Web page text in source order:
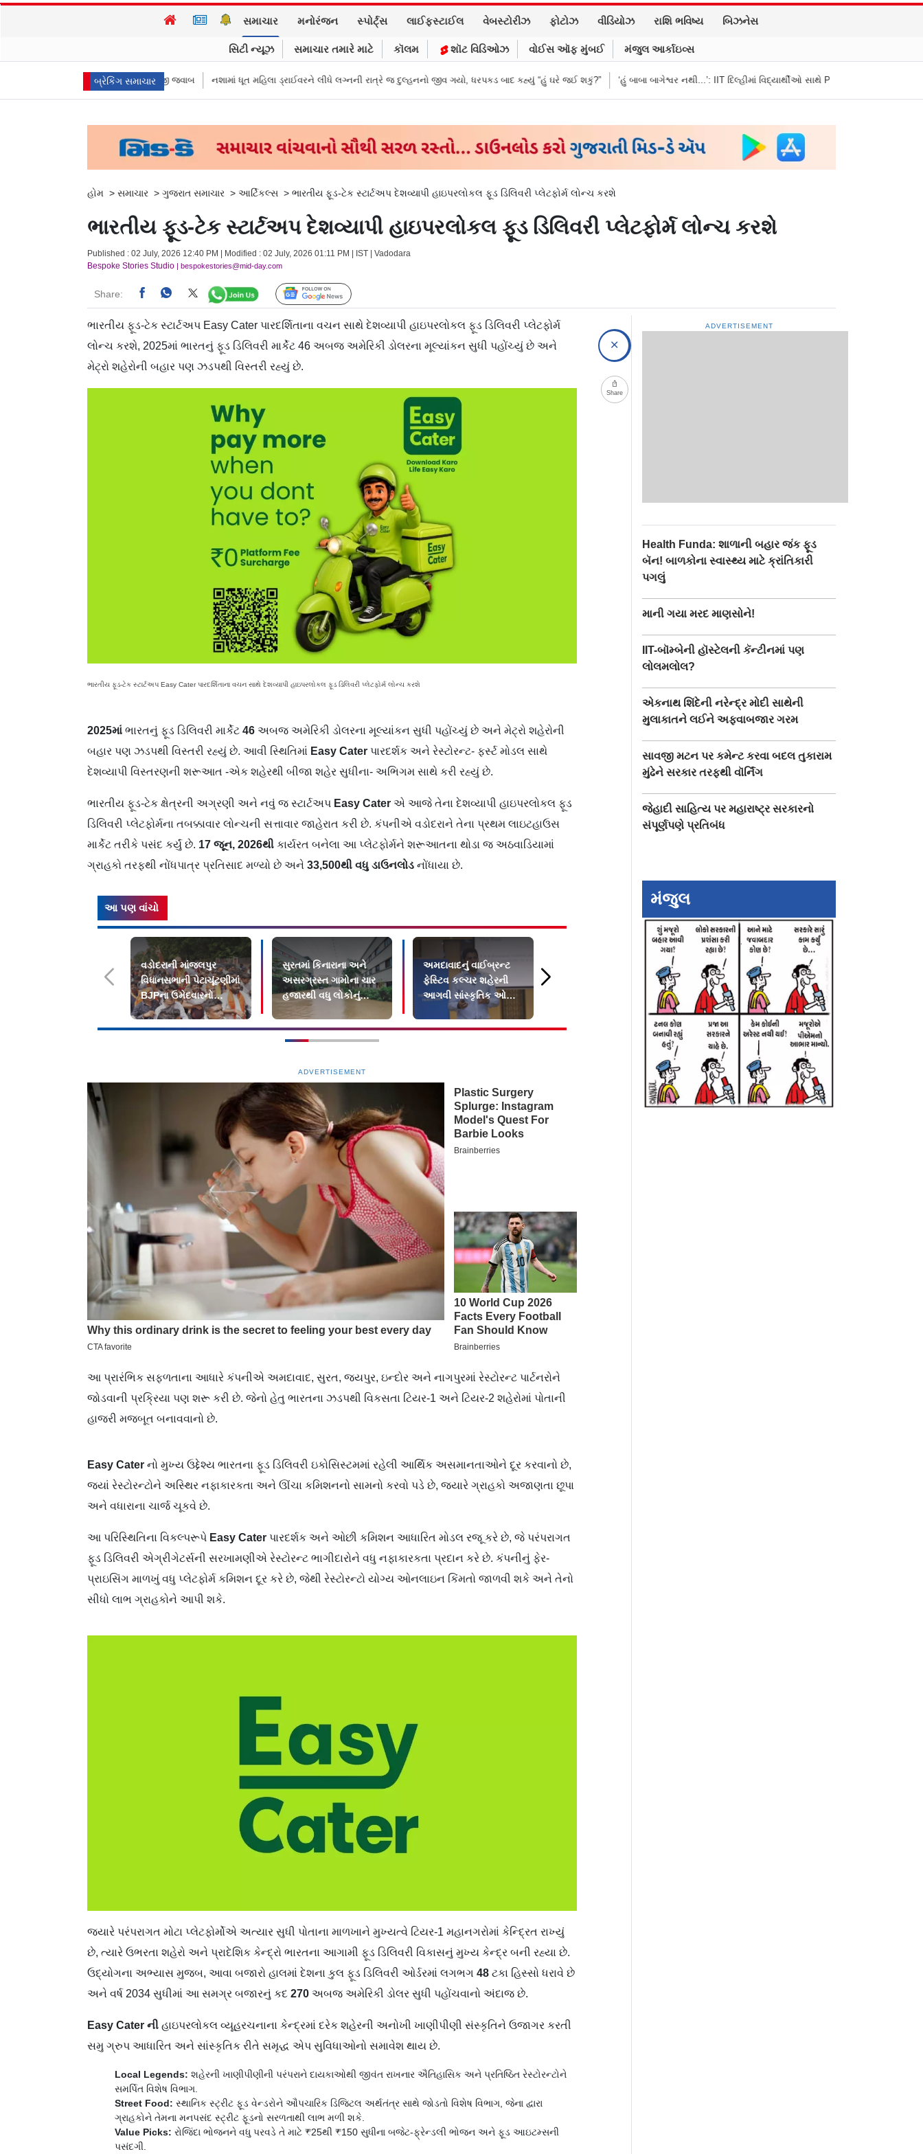
સમાચાર મનોરંજન સ્પોર્ટ્સ લાઈફસ્ટાઈલ વેબસ્ટોરીઝ ફોટોઝ વીડિયોઝ રાશિ ભવિષ્ય બિઝનેસ
સિટી ન્યૂઝ સમાચાર તમારે માટે કૉલમ શૉટ વિડિઓઝ વોઈસ ઑફ મુંબઈ મંજુલ આર્કાઇવ્સ
બ્રેકિંગ સમાચાર
કમિશનરે આપ્યો રમૂજી જવાબ નશામાં ધૂત મહિલા ડ્રાઈવરને લીધે લગ્નની રાત્રે જ દુલ્હનનો જીવ ગયો, ધરપકડ બાદ કહ્યું “હું ઘરે જઈ શકું?” ‘હું બાબા બાગેશ્વર નથી...’: IIT દિલ્હીમાં વિદ્યાર્થીઓ સાથે PM મોદીનો રમુજી સંવાદ
હોમ > સમાચાર > ગુજરાત સમાચાર > આર્ટિકલ્સ > ભારતીય ફૂડ-ટેક સ્ટાર્ટઅપ દેશવ્યાપી હાઇપરલોકલ ફૂડ ડિલિવરી પ્લેટફોર્મ લોન્ચ કરશે
ભારતીય ફૂડ-ટેક સ્ટાર્ટઅપ દેશવ્યાપી હાઇપરલોકલ ફૂડ ડિલિવરી પ્લેટફોર્મ લોન્ચ કરશે
Published : 02 July, 2026 12:40 PM | Modified : 02 July, 2026 01:11 PM | IST | Vadodara
Bespoke Stories Studio | bespokestories@mid-day.com
Share: Follow Us
ભારતીય ફૂડ-ટેક સ્ટાર્ટઅપ Easy Cater પારદર્શિતાના વચન સાથે દેશવ્યાપી હાઇપરલોકલ ફૂડ ડિલિવરી પ્લેટફોર્મ
લોન્ચ કરશે, 2025માં ભારતનું ફૂડ ડિલિવરી માર્કેટ 46 અબજ અમેરિકી ડોલરના મૂલ્યાંકન સુધી પહોંચ્યું છે અને
મેટ્રો શહેરોની બહાર પણ ઝડપથી વિસ્તરી રહ્યું છે.
ભારતીય ફૂડ-ટેક સ્ટાર્ટઅપ Easy Cater પારદર્શિતાના વચન સાથે દેશવ્યાપી હાઇપરલોકલ ફૂડ ડિલિવરી પ્લેટફોર્મ લોન્ચ કરશે
2025માં ભારતનું ફૂડ ડિલિવરી માર્કેટ 46 અબજ અમેરિકી ડોલરના મૂલ્યાંકન સુધી પહોંચ્યું છે અને મેટ્રો શહેરોની
બહાર પણ ઝડપથી વિસ્તરી રહ્યું છે. આવી સ્થિતિમાં Easy Cater પારદર્શક અને રેસ્ટોરન્ટ- ફર્સ્ટ મોડલ સાથે
દેશવ્યાપી વિસ્તરણની શરૂઆત -એક શહેરથી બીજા શહેર સુધીના- અભિગમ સાથે કરી રહ્યું છે.
ભારતીય ફૂડ-ટેક ક્ષેત્રની અગ્રણી અને નવું જ સ્ટાર્ટઅપ Easy Cater એ આજે તેના દેશવ્યાપી હાઇપરલોકલ ફૂડ
ડિલિવરી પ્લેટફોર્મના તબક્કાવાર લોન્ચની સત્તાવાર જાહેરાત કરી છે. કંપનીએ વડોદરાને તેના પ્રથમ લાઇટહાઉસ
માર્કેટ તરીકે પસંદ કર્યું છે. 17 જૂન, 2026થી કાર્યરત બનેલા આ પ્લેટફોર્મને શરૂઆતના થોડા જ અઠવાડિયામાં
ગ્રાહકો તરફથી નોંધપાત્ર પ્રતિસાદ મળ્યો છે અને 33,500થી વધુ ડાઉનલોડ નોંધાયા છે.
આ પણ વાંચો
વડોદરાની માંજલપુર
વિધાનસભાની પેટાચૂંટણીમાં
BJPના ઉમેદવારનો
વિજય
સુરતમાં કિનારાના અને
અસરગ્રસ્ત ગામોના ચાર
હજારથી વધુ લોકોનું
સ્થળાંતર
અમદાવાદનું વાઈબ્રન્ટ
ફેસ્ટિવ કલ્ચર શહેરની
આગવી સાંસ્કૃતિક ઓળખ
તરીકે...
કચ્છમાં સામખિયાળી અને
ભચાઉ વચ્ચે બનેલી
ત્રીજી અને ચોથી
રેલલાઇન પર સફળ
ટ્રાયલ
ADVERTISEMENT
આ પ્રારંભિક સફળતાના આધારે કંપનીએ અમદાવાદ, સુરત, જયપુર, ઇન્દોર અને નાગપુરમાં રેસ્ટોરન્ટ પાર્ટનરોને
જોડવાની પ્રક્રિયા પણ શરૂ કરી છે. જેનો હેતુ ભારતના ઝડપથી વિકસતા ટિયર-1 અને ટિયર-2 શહેરોમાં પોતાની
હાજરી મજબૂત બનાવવાનો છે.
Easy Cater નો મુખ્ય ઉદ્દેશ્ય ભારતના ફૂડ ડિલિવરી ઇકોસિસ્ટમમાં રહેલી આર્થિક અસમાનતાઓને દૂર કરવાનો છે,
જ્યાં રેસ્ટોરન્ટોને અસ્થિર નફાકારકતા અને ઊંચા કમિશનનો સામનો કરવો પડે છે, જ્યારે ગ્રાહકો અજાણતા છૂપા
અને વધારાના ચાર્જ ચૂકવે છે.
આ પરિસ્થિતિના વિકલ્પરૂપે Easy Cater પારદર્શક અને ઓછી કમિશન આધારિત મોડલ રજૂ કરે છે, જે પરંપરાગત
ફૂડ ડિલિવરી એગ્રીગેટર્સની સરખામણીએ રેસ્ટોરન્ટ ભાગીદારોને વધુ નફાકારકતા પ્રદાન કરે છે. કંપનીનું ફેર-
પ્રાઇસિંગ માળખું વધુ પ્લેટફોર્મ કમિશન દૂર કરે છે, જેથી રેસ્ટોરન્ટો યોગ્ય ઓનલાઇન કિંમતો જાળવી શકે અને તેનો
સીધો લાભ ગ્રાહકોને આપી શકે.
જ્યારે પરંપરાગત મોટા પ્લેટફોર્મોએ અત્યાર સુધી પોતાના માળખાને મુખ્યત્વે ટિયર-1 મહાનગરોમાં કેન્દ્રિત રાખ્યું
છે, ત્યારે ઉભરતા શહેરો અને પ્રાદેશિક કેન્દ્રો ભારતના આગામી ફૂડ ડિલિવરી વિકાસનું મુખ્ય કેન્દ્ર બની રહ્યા છે.
ઉદ્યોગના અભ્યાસ મુજબ, આવા બજારો હાલમાં દેશના કુલ ફૂડ ડિલિવરી ઓર્ડરમાં લગભગ 48 ટકા હિસ્સો ધરાવે છે
અને વર્ષ 2034 સુધીમાં આ સમગ્ર બજારનું કદ 270 અબજ અમેરિકી ડોલર સુધી પહોંચવાનો અંદાજ છે.
Easy Cater ની હાઇપરલોકલ વ્યૂહરચનાના કેન્દ્રમાં દરેક શહેરની અનોખી ખાણીપીણી સંસ્કૃતિને ઉજાગર કરતી
સમુ ગ્રુપ આધારિત અને સાંસ્કૃતિક રીતે સમૃદ્ધ એપ સુવિધાઓનો સમાવેશ થાય છે.
Local Legends: શહેરની ખાણીપીણીની પરંપરાને દાયકાઓથી જીવંત રાખનાર ઐતિહાસિક અને પ્રતિષ્ઠિત રેસ્ટોરન્ટોને
સમર્પિત વિશેષ વિભાગ.
Street Food: સ્થાનિક સ્ટ્રીટ ફૂડ વેન્ડરોને ઔપચારિક ડિજિટલ અર્થતંત્ર સાથે જોડતો વિશેષ વિભાગ, જેના દ્વારા
ગ્રાહકોને તેમના મનપસંદ સ્ટ્રીટ ફૂડનો સરળતાથી લાભ મળી શકે.
Value Picks: રોજિંદા ભોજનને વધુ પરવડે તે માટે ₹25થી ₹150 સુધીના બજેટ-ફ્રેન્ડલી ભોજન અને ફૂડ આઇટમ્સની
પસંદગી.
Share
ADVERTISEMENT
Health Funda: શાળાની બહાર જંક ફૂડ
બૅન! બાળકોના સ્વાસ્થ્ય માટે ક્રાંતિકારી
પગલું
માની ગયા મરદ માણસોને!
IIT-બૉમ્બેની હૉસ્ટેલની કૅન્ટીનમાં પણ
લોલમલોલ?
એકનાથ શિંદેની નરેન્દ્ર મોદી સાથેની
મુલાકાતને લઈને અફવાબજાર ગરમ
સાવજી મટન પર કમેન્ટ કરવા બદલ તુકારામ
મુંઢેને સરકાર તરફથી વૉર્નિંગ
જેહાદી સાહિત્ય પર મહારાષ્ટ્ર સરકારનો
સંપૂર્ણપણે પ્રતિબંધ
મંજુલ